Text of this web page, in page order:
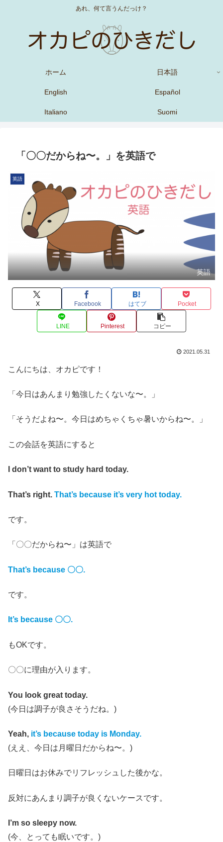
あれ、何て言うんだっけ？
ホーム 日本語
English Español
Italiano Suomi
「〇〇だからね〜。」を英語で
英語
英語
X Facebook はてブ Pocket
LINE Pinterest コピー
2021.05.31
こんにちは、オカピです！
「今日はあんまり勉強したくないな〜。」
「そうだよね〜。今日はめちゃくちゃ暑いからね〜。」
この会話を英語にすると
I don’t want to study hard today.
That’s right. That’s because it’s very hot today.
です。
「〇〇だからね〜」は英語で
That’s because 〇〇.
です。
It’s because 〇〇.
もOKです。
〇〇に理由が入ります。
You look great today.
(今日は調子が良さそうだね。)
Yeah, it’s because today is Monday.
(ええ、今日は月曜日だからね〜。)
日曜日はお休みでリフレッシュした後かな。
反対にあんまり調子が良くないケースです。
I’m so sleepy now.
(今、とっても眠いです。)